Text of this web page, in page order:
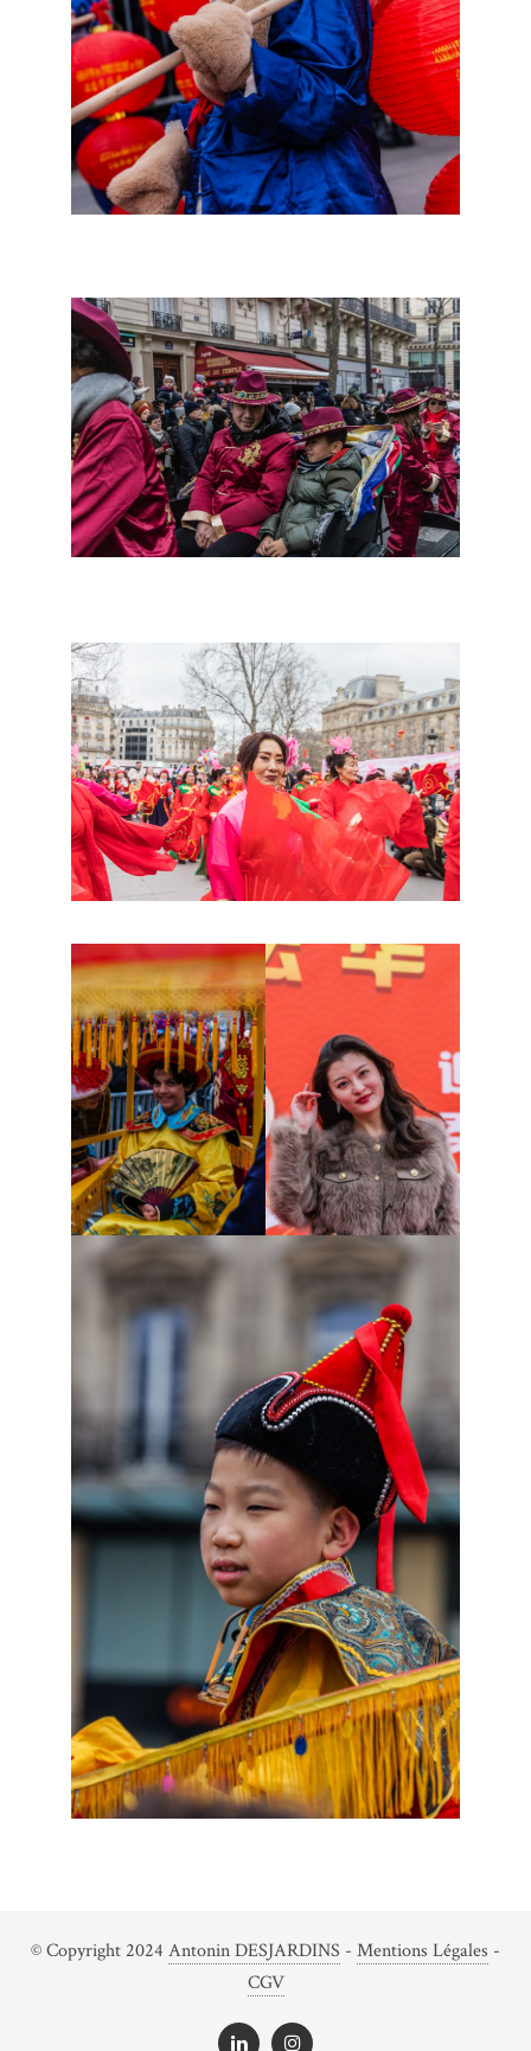
© Copyright 2024 Antonin DESJARDINS - Mentions Légales -
CGV